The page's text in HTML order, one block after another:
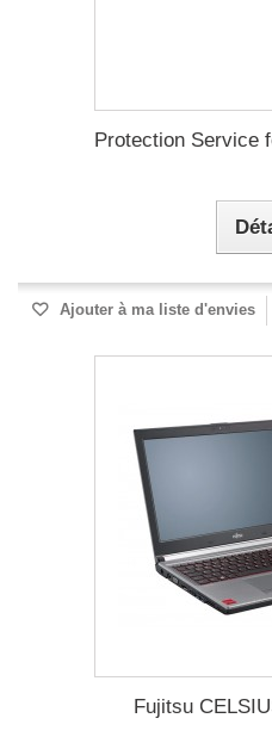
Protection Service
Ajouter à ma liste d'envies
Fujitsu